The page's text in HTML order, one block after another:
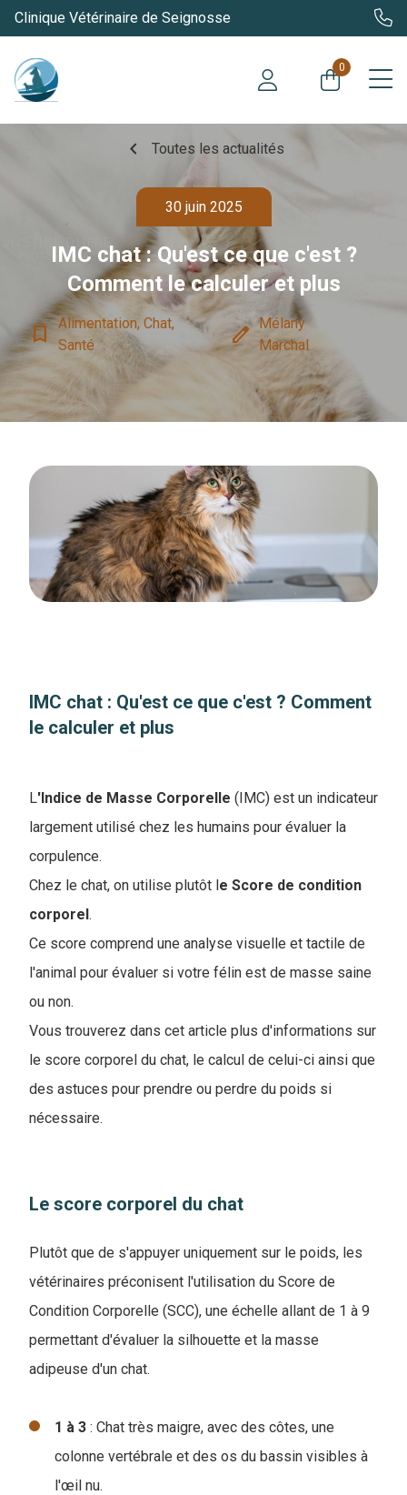
Clinique Vétérinaire de Seignosse
0
chevron_left Toutes les actualités
30 juin 2025
IMC chat : Qu'est ce que c'est ?
Comment le calculer et plus
bookmark_border
Alimentation, Chat,
Santé
edit Mélany
Marchal
IMC chat : Qu'est ce que c'est ? Comment
le calculer et plus
L'Indice de Masse Corporelle (IMC) est un indicateur
largement utilisé chez les humains pour évaluer la
corpulence.
Chez le chat, on utilise plutôt le Score de condition
corporel.
Ce score comprend une analyse visuelle et tactile de
l'animal pour évaluer si votre félin est de masse saine
ou non.
Vous trouverez dans cet article plus d'informations sur
le score corporel du chat, le calcul de celui-ci ainsi que
des astuces pour prendre ou perdre du poids si
nécessaire.
Le score corporel du chat
Plutôt que de s'appuyer uniquement sur le poids, les
vétérinaires préconisent l'utilisation du Score de
Condition Corporelle (SCC), une échelle allant de 1 à 9
permettant d'évaluer la silhouette et la masse
adipeuse d'un chat.
1 à 3 : Chat très maigre, avec des côtes, une
colonne vertébrale et des os du bassin visibles à
l'œil nu.